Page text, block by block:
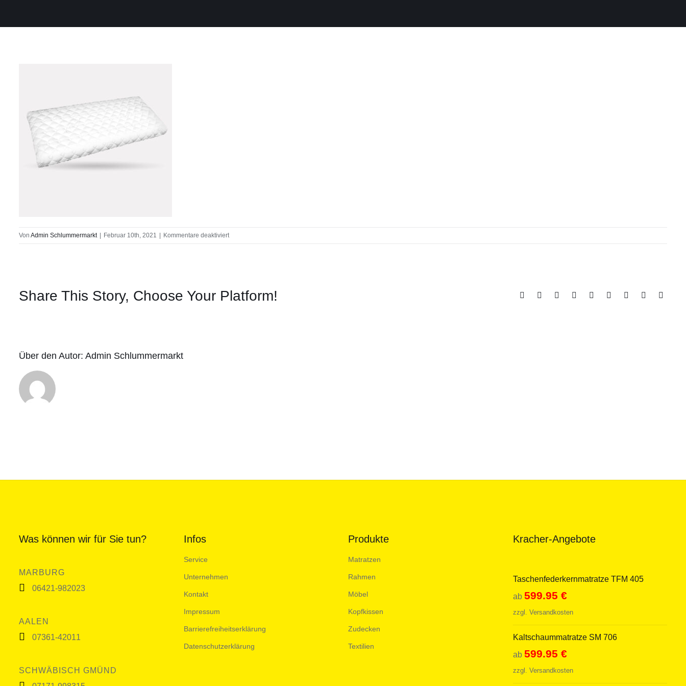
Von Admin Schlummermarkt Februar 10th, 2021 Kommentare deaktiviertfür
Share This Story, Choose Your Platform! Facebook
X RedditLinkedInWhatsApp
TumblrPinterest
Vk
E-
Über den Autor: Admin Schlummermarkt
Was können wir für Sie tun?
MARBURG
06421-982023
AALEN
07361-42011
SCHWÄBISCH GMÜND
Infos
Service
Unternehmen
Kontakt
Impressum
Barrierefreiheitserklärung
Datenschutzerklärung
Produkte
Matratzen
Rahmen
Möbel
Kopfkissen
Zudecken
Textilien
Kracher-Angebote
Taschenfederkernmatratze TFM 405
ab 599.95 €
zzgl. Versandkosten
Kaltschaummatratze SM 706
ab 599.95 €
zzgl. Versandkosten